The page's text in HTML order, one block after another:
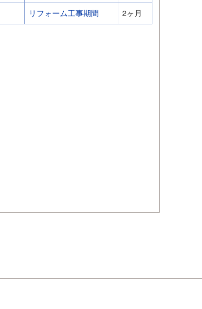
リフォーム工事期間 2ヶ月